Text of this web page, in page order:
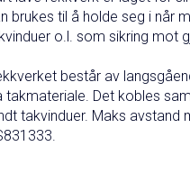
brukes til å holde seg i når
o.l. som sikring mot
består av
takmateriale. Det kobles
takvinduer. Maks avstand